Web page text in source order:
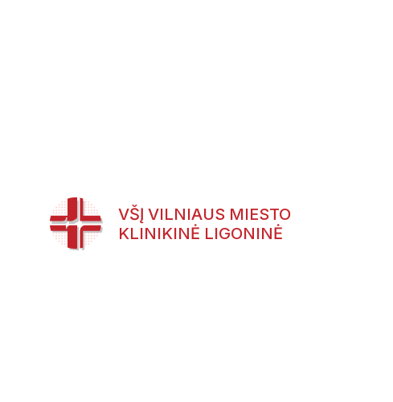
VŠĮ VILNIAUS MIESTO
KLINIKINĖ LIGONINĖ